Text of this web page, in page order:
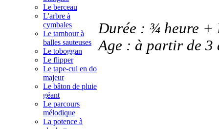
Durée : ¾ heure +
Age : à partir de 3
Le berceau
L'arbre à
cymbales
Le tambour à
balles sauteuses
Le toboggan
Le flipper
Le tape-cul en do
majeur
Le bâton de pluie
géant
Le parcours
mélodique
La potence à